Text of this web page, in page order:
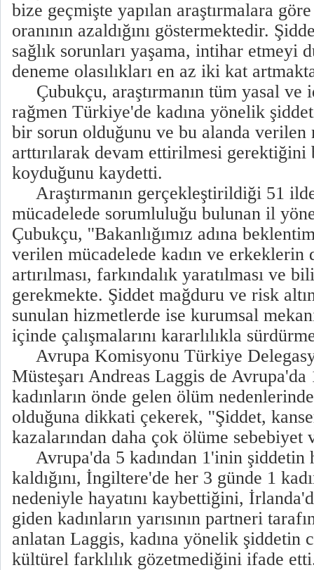
bize geçmişte yapılan araştırmalara
oranının azaldığını göstermektedir.
sağlık sorunları yaşama, intihar etmeyi
deneme olasılıkları en az iki kat
Çubukçu, araştırmanın tüm yasal ve
rağmen Türkiye'de kadına yönelik
bir sorun olduğunu ve bu alanda verilen
arttırılarak devam ettirilmesi
koyduğunu kaydetti.
Araştırmanın gerçekleştirildiği 51
mücadelede sorumluluğu bulunan il
Çubukçu, ''Bakanlığımız adına
verilen mücadelede kadın ve erkeklerin
artırılması, farkındalık yaratılması ve
gerekmekte. Şiddet mağduru ve risk
sunulan hizmetlerde ise kurumsal
içinde çalışmalarını kararlılıkla
Avrupa Komisyonu Türkiye
Müsteşarı Andreas Laggis de Avrupa'da
kadınların önde gelen ölüm
olduğuna dikkati çekerek, ''Şiddet,
kazalarından daha çok ölüme
Avrupa'da 5 kadından 1'inin şiddetin
kaldığını, İngiltere'de her 3 günde 1
nedeniyle hayatını kaybettiğini,
giden kadınların yarısının partneri
anlatan Laggis, kadına yönelik şiddetin
kültürel farklılık gözetmediğini ifade